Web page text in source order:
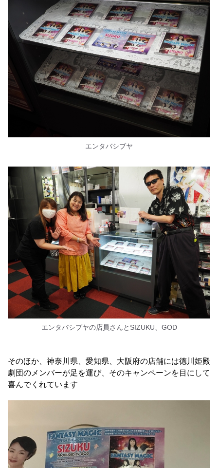
エンタバシブヤ
エンタバシブヤの店員さんとSIZUKU、GOD
そのほか、神奈川県、愛知県、大阪府の店舗には徳川姫殿
劇団のメンバーが足を運び、そのキャンペーンを目にして
喜んでくれています